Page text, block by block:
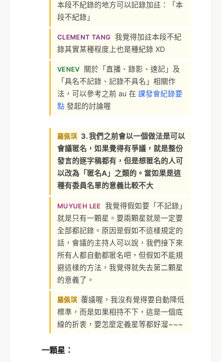
本段不紀錄的地方可以記錄加註：「本
段不紀錄」
CLEMENT TANG 我覺得加註本段不紀
錄其實某種程度上也是種紀錄 XD
VENEV
關於「直播、錄影、速記」及
「具名不記錄、記錄不具名」相關作
法，可以參考之前 au 在 課發會紀錄要
點發起的討論喔
羅佩琪 3. 我們之前會以一個做法是可以
會議匿名，如果覺得有爭議，就是整份
發言的逐字稿都有，但是想匿名的人可
以改為「匿名A」之類的。當如果是這
種有委員名單的意義比較不大
MUYUEH LEE 我覺得假如要「不記錄」
就是只有一顆星。要兩顆星就是一定要
全部都記錄。原因是假如不這樣規定的
話，會議的主持人可以說，我們接下來
所有人都自動都匿名吧，但假如不能規
避這樣的方法，我覺得就失去第二顆星
的意義了。
羅佩琪 覆議喔，我沒有覺得要自動降低
標準，而是如果相持不下，這是一個底
線的折衷，要怎麼定義星等都好溜~~~
一顆星：